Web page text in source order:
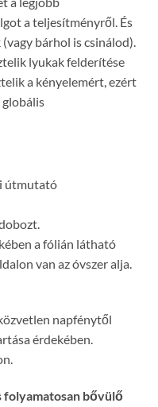
a teljesítményről. És
bárhol is csinálod).
lyukak felderítése
a kényelemért, ezért
globális
útmutató
a fólián látható
van az óvszer alja.
napfénytől
érdekében.
folyamatosan bővülő